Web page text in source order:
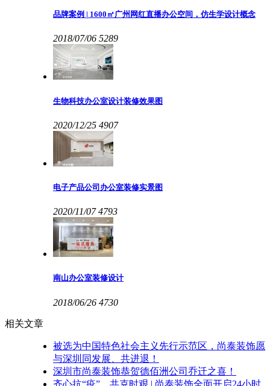
品牌案例 | 1600㎡广州网红直播办公空间，仿生学设计概念
2018/07/06 5289
生物科技办公室设计装修效果图
2020/12/25 4907
电子产品公司办公室装修实景图
2020/11/07 4793
南山办公室装修设计
2018/06/26 4730
相关文章
被选为中国特色社会主义先行示范区，尚泰装饰愿
与深圳同发展、共进退！
深圳市尚泰装饰恭贺德佰洲公司乔迁之喜！
齐心抗“疫”，共克时艰 | 尚泰装饰全面开启24小时